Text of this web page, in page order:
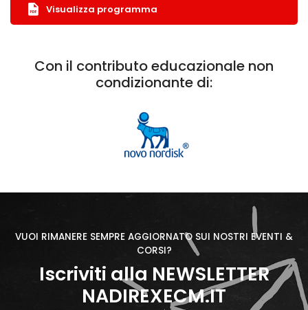
Visualizza programma
Con il contributo educazionale non
condizionante di:
VUOI RIMANERE SEMPRE AGGIORNATO SUI NOSTRI EVENTI &
CORSI?
Iscriviti alla NEWSLETTER
NADIREXECM.IT